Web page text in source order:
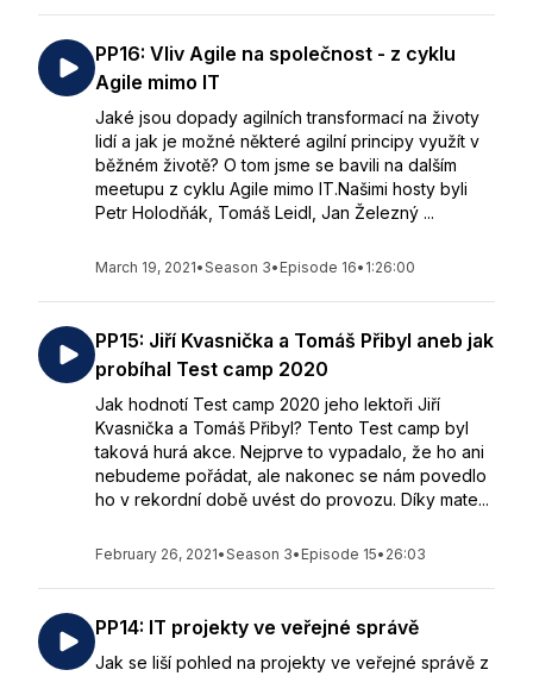
PP16: Vliv Agile na společnost - z cyklu
Agile mimo IT
Jaké jsou dopady agilních transformací na životy
lidí a jak je možné některé agilní principy využít v
běžném životě? O tom jsme se bavili na dalším
meetupu z cyklu Agile mimo IT.Našimi hosty byli
Petr Holodňák, Tomáš Leidl, Jan Železný ...
March 19, 2021•Season 3• Episode 16• 1:26:00
PP15: Jiří Kvasnička a Tomáš Přibyl aneb jak
probíhal Test camp 2020
Jak hodnotí Test camp 2020 jeho lektoři Jiří
Kvasnička a Tomáš Přibyl? Tento Test camp byl
taková hurá akce. Nejprve to vypadalo, že ho ani
nebudeme pořádat, ale nakonec se nám povedlo
ho v rekordní době uvést do provozu. Díky mate...
February 26, 2021•Season 3• Episode 15• 26:03
PP14: IT projekty ve veřejné správě
Jak se liší pohled na projekty ve veřejné správě z